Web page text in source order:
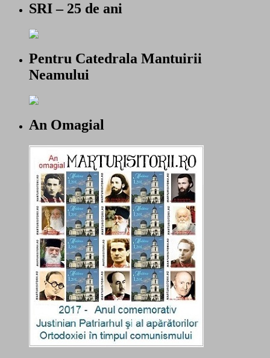
SRI – 25 de ani
Pentru Catedrala Mantuirii
Neamului
An Omagial